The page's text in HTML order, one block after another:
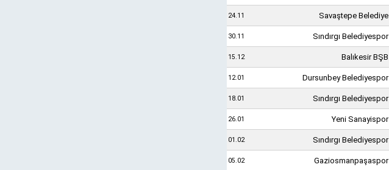
24.11 Savaştepe Belediye
30.11 Sındırgı Belediyespor
15.12 Balıkesir BŞB
12.01 Dursunbey Belediyespor
18.01 Sındırgı Belediyespor
26.01 Yeni Sanayispor
01.02 Sındırgı Belediyespor
05.02 Gaziosmanpaşaspor